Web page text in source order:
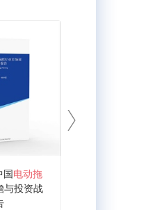
国电动拖
与投资战